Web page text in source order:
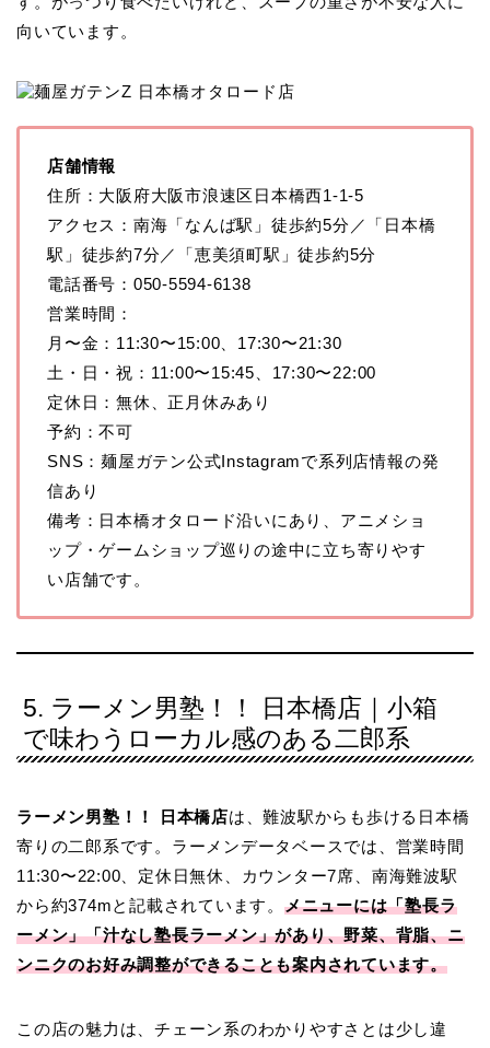
向いています。
店舗情報
住所：大阪府大阪市浪速区日本橋西1-1-5
アクセス：南海「なんば駅」徒歩約5分／「日本橋
駅」徒歩約7分／「恵美須町駅」徒歩約5分
電話番号：050-5594-6138
営業時間：
月〜金：11:30〜15:00、17:30〜21:30
土・日・祝：11:00〜15:45、17:30〜22:00
定休日：無休、正月休みあり
予約：不可
SNS：麺屋ガテン公式Instagramで系列店情報の発
信あり
備考：日本橋オタロード沿いにあり、アニメショ
ップ・ゲームショップ巡りの途中に立ち寄りやす
い店舗です。
5. ラーメン男塾！！ 日本橋店｜小箱
で味わうローカル感のある二郎系
ラーメン男塾！！ 日本橋店は、難波駅からも歩ける日本橋
寄りの二郎系です。ラーメンデータベースでは、営業時間
11:30〜22:00、定休日無休、カウンター7席、南海難波駅
から約374mと記載されています。 メニューには「塾長ラ
ーメン」「汁なし塾長ラーメン」があり、野菜、背脂、ニ
ンニクのお好み調整ができることも案内されています。
この店の魅力は、チェーン系のわかりやすさとは少し違